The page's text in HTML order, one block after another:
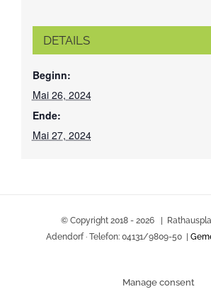
DETAILS
Beginn:
Mai 26, 2024
Ende:
Mai 27, 2024
© Copyright 2018 - 2026 |
Adendorf · Telefon: 04131/9809-50 |
Manage consent